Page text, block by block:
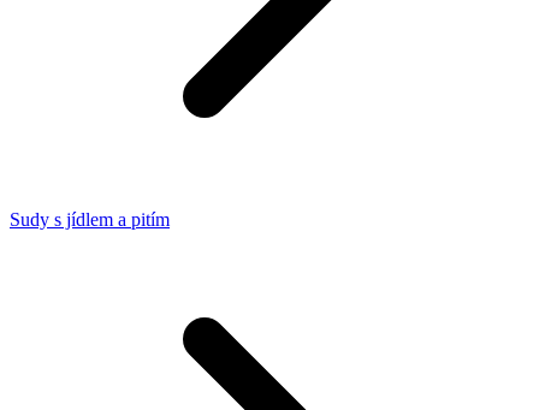
Sudy s jídlem a pitím